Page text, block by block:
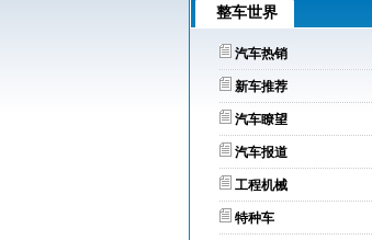
整车世界
汽车热销
新车推荐
汽车瞭望
汽车报道
工程机械
特种车